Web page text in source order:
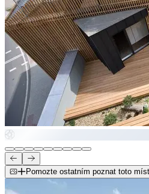
Pomozte ostatním poznat toto